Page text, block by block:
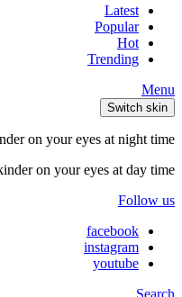
Latest
Popular
Hot
Trending
Menu
Switch skin
on your eyes at night time.
on your eyes at day time.
Follow us
facebook
instagram
youtube